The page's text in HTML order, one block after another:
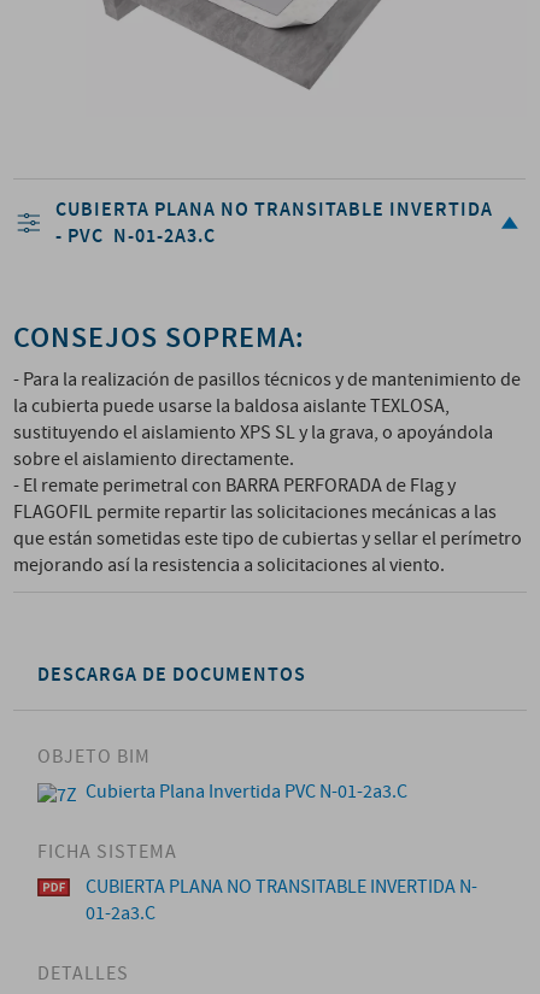
CUBIERTA PLANA NO TRANSITABLE INVERTIDA
- PVC N-01-2A3.C
CONSEJOS SOPREMA:
- Para la realización de pasillos técnicos y de mantenimiento de
la cubierta puede usarse la baldosa aislante TEXLOSA,
sustituyendo el aislamiento XPS SL y la grava, o apoyándola
sobre el aislamiento directamente.
- El remate perimetral con BARRA PERFORADA de Flag y
FLAGOFIL permite repartir las solicitaciones mecánicas a las
que están sometidas este tipo de cubiertas y sellar el perímetro
mejorando así la resistencia a solicitaciones al viento.
DESCARGA DE DOCUMENTOS
OBJETO BIM
Cubierta Plana Invertida PVC N-01-2a3.C
FICHA SISTEMA
CUBIERTA PLANA NO TRANSITABLE INVERTIDA N-
01-2a3.C
DETALLES